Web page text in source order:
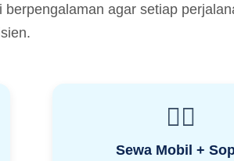
agar setiap
👨‍✈️
Sewa Mobil +